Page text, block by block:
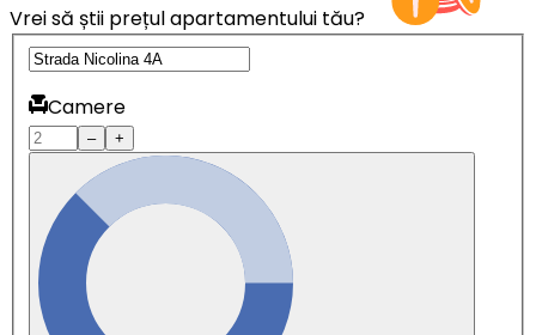
Vrei să știi prețul apartamentului tău?
Camere
– +